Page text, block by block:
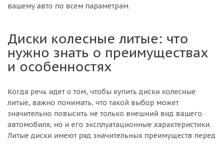
вашему авто по всем параметрам.
Диски колесные литые: что
нужно знать о преимуществах
и особенностях
Когда речь идет о том, чтобы купить диски колесные
литые, важно понимать, что такой выбор может
значительно повысить не только внешний вид вашего
автомобиля, но и его эксплуатационные характеристики.
Литые диски имеют ряд значительных преимуществ перед